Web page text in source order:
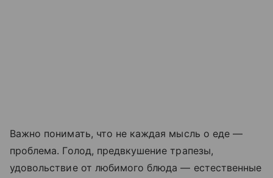
Важно понимать, что не каждая мысль о еде —
проблема. Голод, предвкушение трапезы,
удовольствие от любимого блюда — естественные